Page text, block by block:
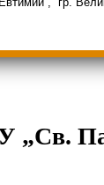
„Св.